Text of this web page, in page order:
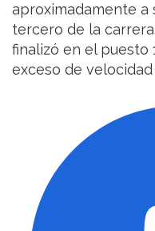
aproximadamente a
tercero de la
finalizó en el puesto
exceso de